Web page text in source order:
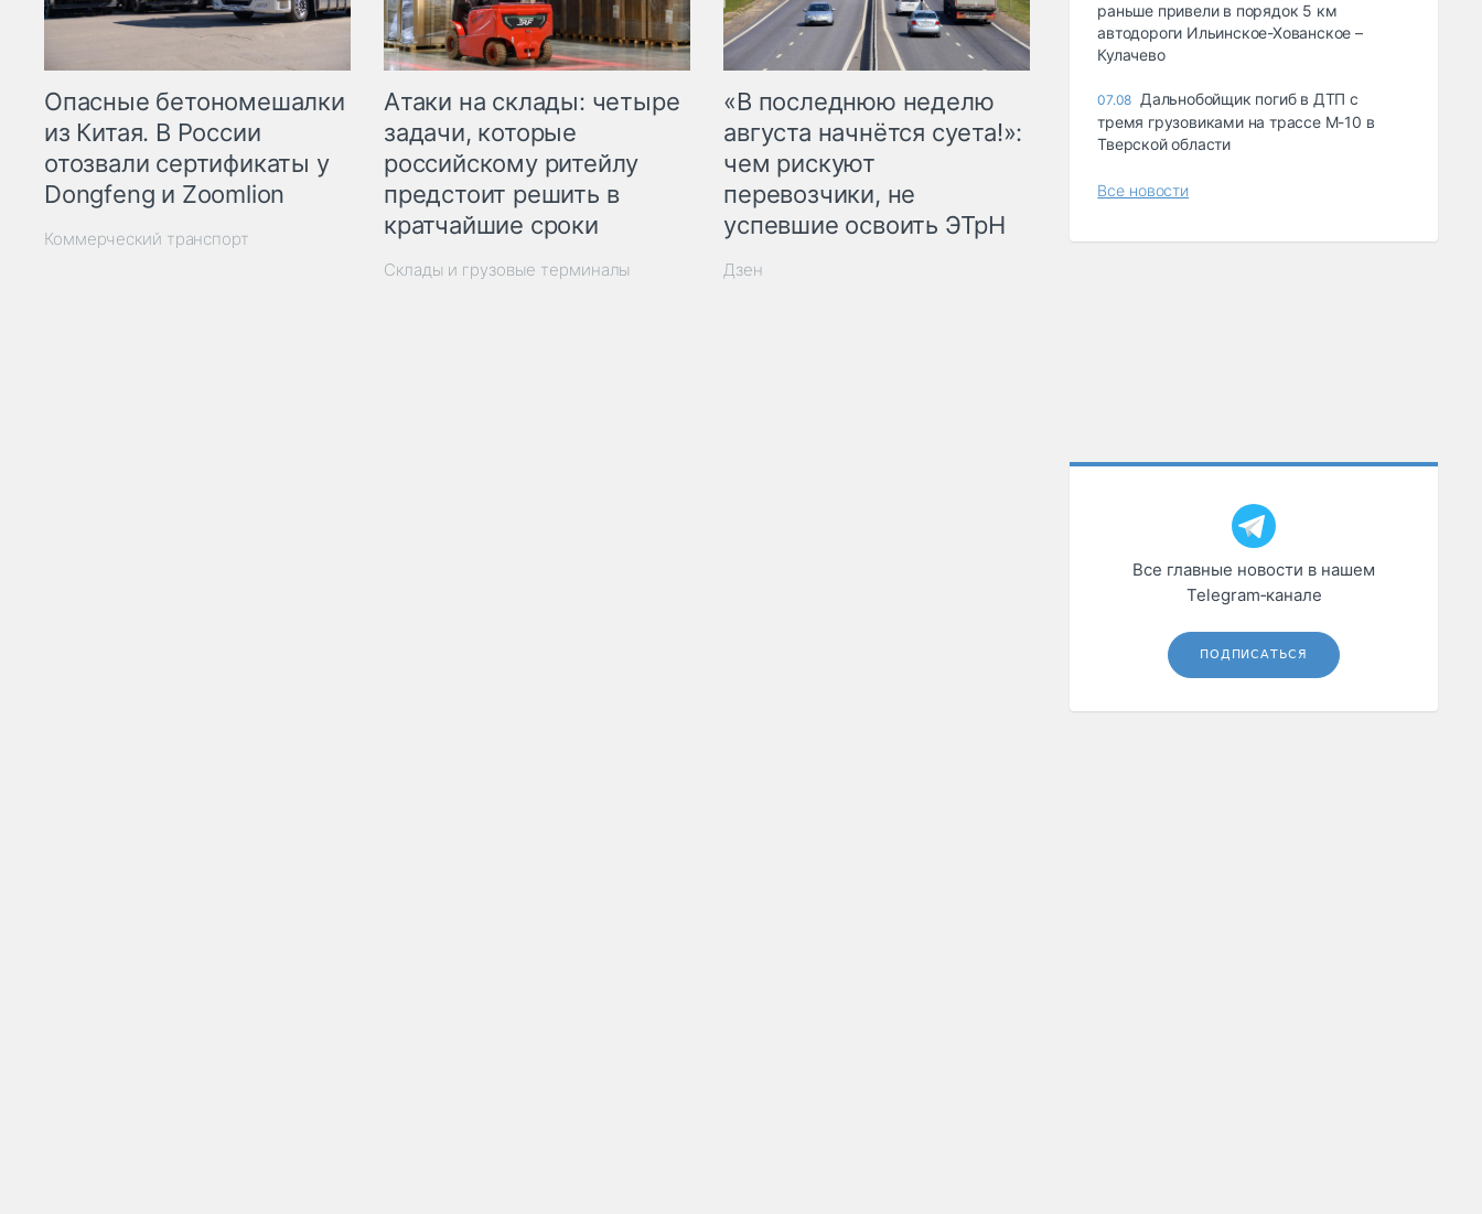
Опасные бетономешалки
из Китая. В России
отозвали сертификаты у
Dongfeng и Zoomlion
Коммерческий транспорт
Атаки на склады: четыре
задачи, которые
российскому ритейлу
предстоит решить в
кратчайшие сроки
Склады и грузовые терминалы
«В последнюю неделю
августа начнётся суета!»:
чем рискуют
перевозчики, не
успевшие освоить ЭТрН
Дзен
раньше привели в порядок 5 км
автодороги Ильинское-Хованское –
Кулачево
07.08 Дальнобойщик погиб в ДТП с
тремя грузовиками на трассе М-10 в
Тверской области
Все новости
Все главные новости в нашем
Telegram‑канале
ПОДПИСАТЬСЯ